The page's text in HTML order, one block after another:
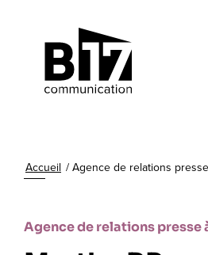
Accueil /Agence de relations
Agence de relations presse